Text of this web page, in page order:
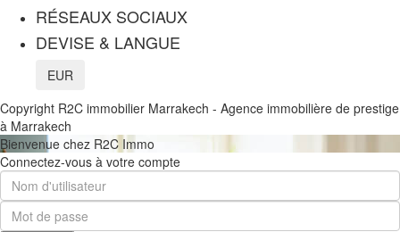
RÉSEAUX SOCIAUX
DEVISE & LANGUE
EUR
Copyright R2C immobilier Marrakech - Agence immobilière de prestige
à Marrakech
Bienvenue chez R2C Immo
Connectez-vous à votre compte